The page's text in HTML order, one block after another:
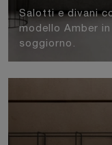
Salotti e divani
modello Amber
soggiorno.